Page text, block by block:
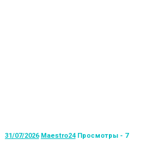
31/07/2026 Maestro24 Просмотры - 7